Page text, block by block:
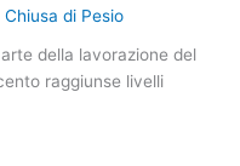
di Pesio
della lavorazione del
raggiunse livelli